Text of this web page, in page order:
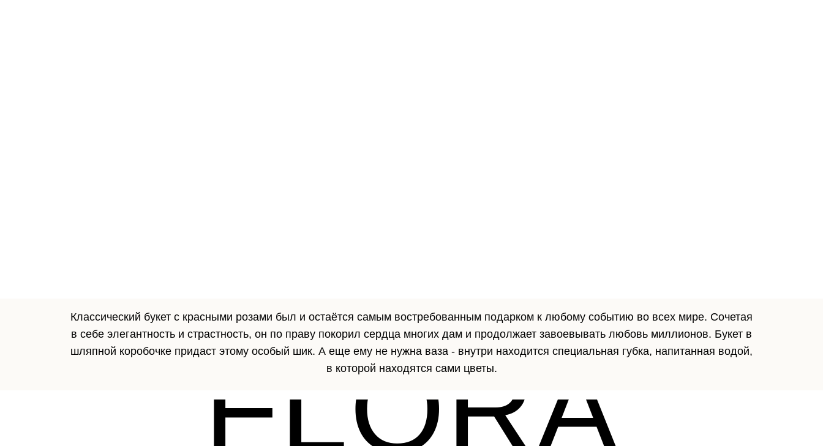
Классический букет с красными розами был и остаётся самым востребованным подарком к любому событию во всех мире. Сочетая
в себе элегантность и страстность, он по праву покорил сердца многих дам и продолжает завоевывать любовь миллионов. Букет в
шляпной коробочке придаст этому особый шик. А еще ему не нужна ваза - внутри находится специальная губка, напитанная водой,
в которой находятся сами цветы.
FLORA